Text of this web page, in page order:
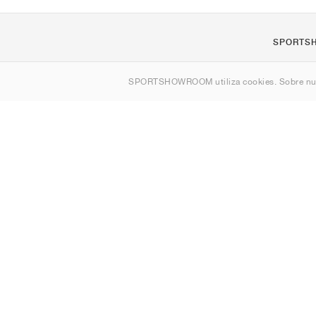
SPORTSHOWROOM utiliza cookies. Sobre
Contacto